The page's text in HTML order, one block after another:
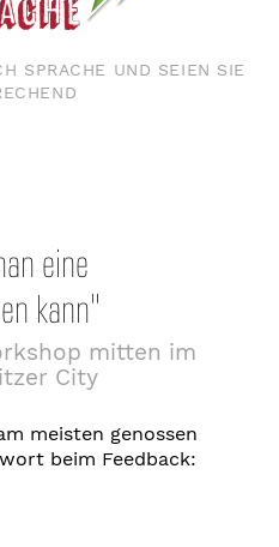
SPRACHE UND SEIEN SIE
eine
kann"
mitten im
City
meisten genossen
beim Feedback: